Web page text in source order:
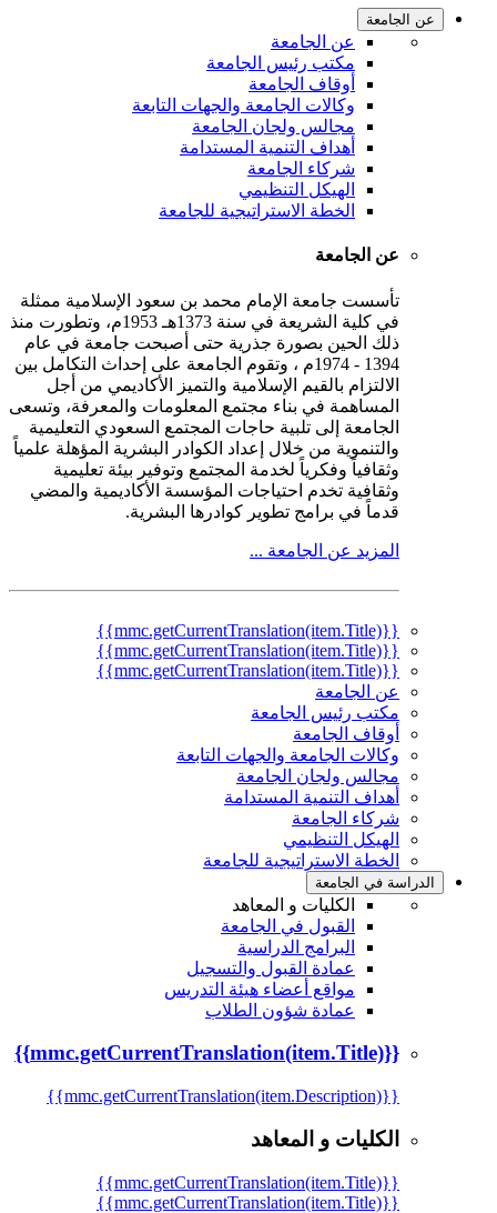
عن الجامعة
عن الجامعة
مكتب رئيس الجامعة
أوقاف الجامعة
وكالات الجامعة والجهات التابعة
مجالس ولجان الجامعة
أهداف التنمية المستدامة
شركاء الجامعة
الهيكل التنظيمي
الخطة الاستراتيجية للجامعة
عن الجامعة
تأسست جامعة الإمام محمد بن سعود الإسلامية ممثلة
في كلية الشريعة في سنة 1373هـ 1953م، وتطورت منذ
ذلك الحين بصورة جذرية حتى أصبحت جامعة في عام
1394 - 1974م ، وتقوم الجامعة على إحداث التكامل بين
الالتزام بالقيم الإسلامية والتميز الأكاديمي من أجل
المساهمة في بناء مجتمع المعلومات والمعرفة، وتسعى
الجامعة إلى تلبية حاجات المجتمع السعودي التعليمية
والتنموية من خلال إعداد الكوادر البشرية المؤهلة علمياً
وثقافياً وفكرياً لخدمة المجتمع وتوفير بيئة تعليمية
وثقافية تخدم احتياجات المؤسسة الأكاديمية والمضي
قدماً في برامج تطوير كوادرها البشرية.
المزيد عن الجامعة ...
{{mmc.getCurrentTranslation(item.Title)}}
{{mmc.getCurrentTranslation(item.Title)}}
{{mmc.getCurrentTranslation(item.Title)}}
عن الجامعة
مكتب رئيس الجامعة
أوقاف الجامعة
وكالات الجامعة والجهات التابعة
مجالس ولجان الجامعة
أهداف التنمية المستدامة
شركاء الجامعة
الهيكل التنظيمي
الخطة الاستراتيجية للجامعة
الدراسة في الجامعة
الكليات و المعاهد
القبول في الجامعة
البرامج الدراسية
عمادة القبول والتسجيل
مواقع أعضاء هيئة التدريس
عمادة شؤون الطلاب
{{mmc.getCurrentTranslation(item.Title)}}
{{mmc.getCurrentTranslation(item.Description)}}
الكليات و المعاهد
{{mmc.getCurrentTranslation(item.Title)}}
{{mmc.getCurrentTranslation(item.Title)}}